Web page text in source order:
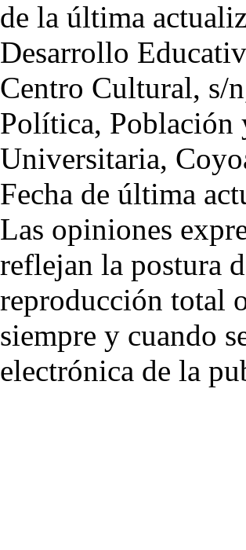
de la última
Desarrollo
Centro Cultural, s/
Política, Población
Universitaria,
Fecha de última
Las opiniones
reflejan la postura
reproducción total
siempre y cuando
electrónica de la